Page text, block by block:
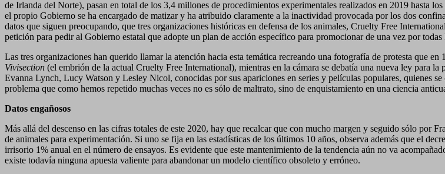
de Irlanda del Norte), pasan en total de los 3,4 millones de procedimientos experimentales realizados en 2019 hasta
el propio Gobierno se ha encargado de matizar y ha atribuido claramente a la inactividad provocada por los dos
datos que siguen preocupando, que tres organizaciones históricas en defensa de los animales, Cruelty Free
petición para pedir al Gobierno estatal que adopte un plan de acción específico para promocionar de una vez por
Las tres organizaciones han querido llamar la atención hacia esta temática recreando una fotografía de protesta que
Vivisection (el embrión de la actual Cruelty Free International), mientras en la cámara se debatía una nueva ley para la
Evanna Lynch, Lucy Watson y Lesley Nicol, conocidas por sus apariciones en series y películas populares, quienes
problema que como hemos repetido muchas veces no es sólo de maltrato, sino de enquistamiento en una ciencia
Datos engañosos
Más allá del descenso en las cifras totales de este 2020, hay que recalcar que con mucho margen y seguido sólo
de animales para experimentación. Si uno se fija en las estadísticas de los últimos 10 años, observa además que el
irrisorio 1% anual en el número de ensayos. Es evidente que este mantenimiento de la tendencia aún no va
existe todavía ninguna apuesta valiente para abandonar un modelo científico obsoleto y erróneo.